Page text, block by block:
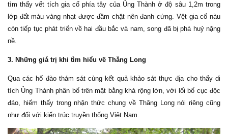
tìm thấy vết tích gia cố phía tây của Ủng Thành ở độ sâu 1,2m trong
lớp đất màu vàng nhạt được đầm chặt nên đanh cứng. Vệt gia cố nàu
còn tiếp tục phát triển về hai đầu bắc và nam, song đã bị phá huỷ nặng
nề.
3. Những giá trị khi tìm hiểu về Thăng Long
Qua các hố đào thám sát cùng kết quả khảo sát thực địa cho thấy di
tích Ủng Thành phân bố trên mặt bằng khá rộng lớn, với lối bố cục độc
đáo, hiếm thấy trong nhận thức chung về Thăng Long nói riêng cũng
như đối với kiến trúc truyền thống Việt Nam.